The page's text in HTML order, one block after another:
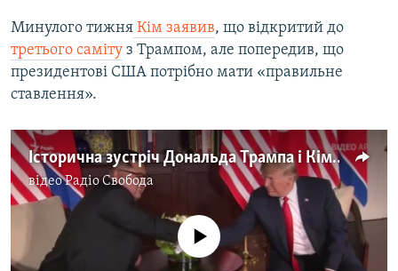
Минулого тижня Кім заявив, що відкритий до
третього саміту з Трампом, але попередив, що
президентові США потрібно мати «правильне
ставлення».
Історична зустріч Дональда Трампа і Кім Чен Ина – відео
відеоРадіо Свобода
No media source currently available